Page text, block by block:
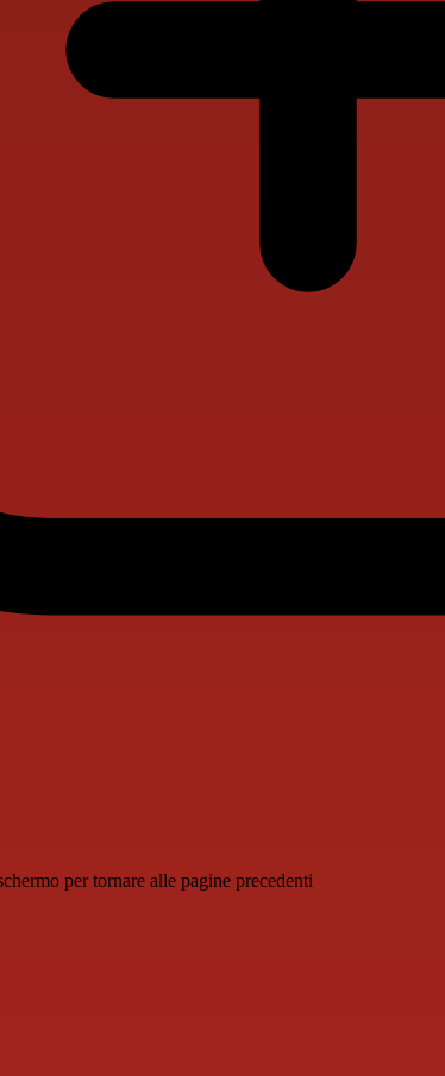
per tornare alle pagine precedenti